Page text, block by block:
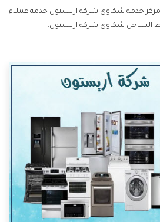
مركز خدمة شكاوى شركة اريستون خدمة عملاء
الساخن شكاوى شركة اريستون.